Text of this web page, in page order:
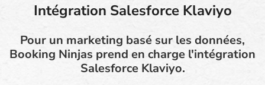
Intégration Salesforce Klaviyo
Pour un marketing basé sur les données,
Booking Ninjas prend en charge l'intégration
Salesforce Klaviyo.